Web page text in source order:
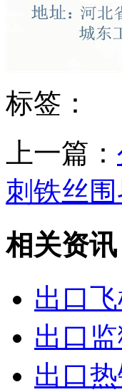
标签：
上一篇：
刺铁丝
相关资讯
出口
出口
出口